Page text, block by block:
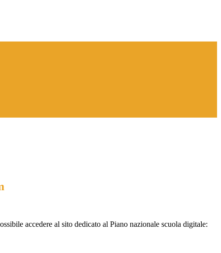
accedere al sito dedicato al Piano nazionale scuola digitale: